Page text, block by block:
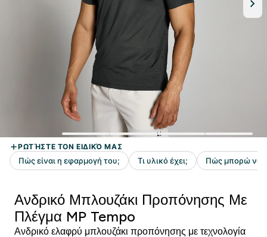
Ανδρικό Μπλουζάκι Προπόνησης Με
Πλέγμα MP Tempo
Ανδρικό ελαφρύ μπλουζάκι προπόνησης με τεχνολογία